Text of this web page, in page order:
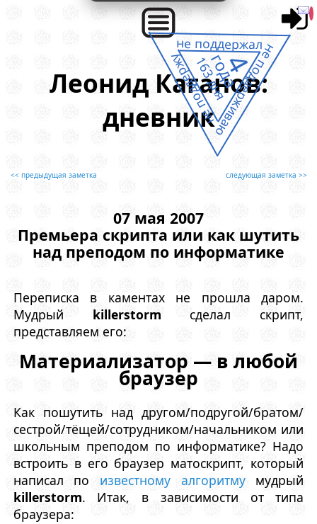
Леонид Каганов:
дневник
<< предыдущая заметка следующая заметка >>
07 мая 2007
Премьера скрипта или как шутить
над преподом по информатике
Переписка в каментах не прошла даром.
Мудрый killerstorm сделал скрипт,
представляем его:
Материализатор — в любой
браузер
Как пошутить над другом/подругой/братом/
сестрой/тёщей/сотрудником/начальником или
школьным преподом по информатике? Надо
встроить в его браузер матоскрипт, который
написал по известному алгоритмумудрый
killerstorm. Итак, в зависимости от типа
браузера:
не поддержал
не поддерживаю
не поддержу4
года
163 дня